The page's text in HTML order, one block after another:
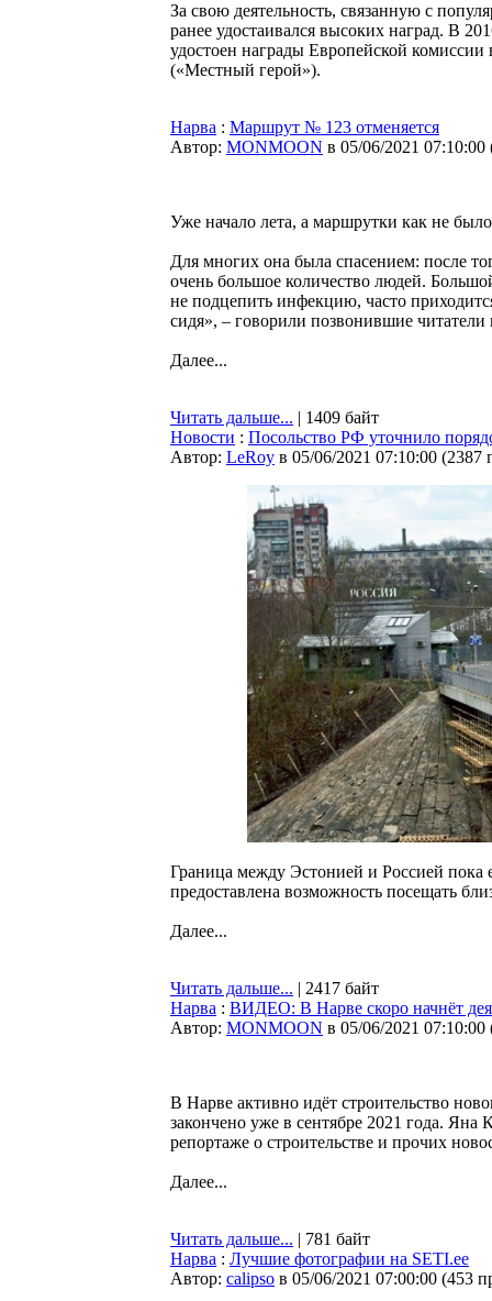
За свою деятельность, связанную с
ранее удостаивался высоких наград. В
удостоен награды Европейской
(«Местный герой»).
Нарва : Маршрут № 123 отменяется
Автор: MONMOON в 05/06/2021 07:10:00
Уже начало лета, а маршрутки как не
Для многих она была спасением: после
очень большое количество людей.
не подцепить инфекцию, часто
сидя», – говорили позвонившие
Далее...
Читать дальше... | 1409 байт
Новости : Посольство РФ уточнило
Автор: LeRoy в 05/06/2021 07:10:00 (2387
Граница между Эстонией и Россией пока
предоставлена возможность посещать
Далее...
Читать дальше... | 2417 байт
Нарва : ВИДЕО: В Нарве скоро начнёт
Автор: MONMOON в 05/06/2021 07:10:00
В Нарве активно идёт строительство
закончено уже в сентябре 2021 года.
репортаже о строительстве и прочих
Далее...
Читать дальше... | 781 байт
Нарва : Лучшие фотографии на SETI.ee
Автор: calipso в 05/06/2021 07:00:00 (453